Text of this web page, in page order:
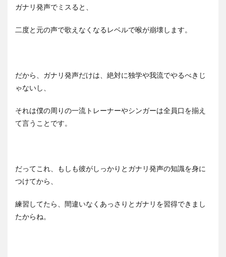
ガナリ発声でミスると、
二度と元の声で歌えなくなるレベルで喉が崩壊します。
だから、ガナリ発声だけは、絶対に独学や我流でやるべきじ
ゃないし、
それは僕の周りの一流トレーナーやシンガーは全員口を揃え
て言うことです。
だってこれ、もしも彼がしっかりとガナリ発声の知識を身に
つけてから、
練習してたら、間違いなくあっさりとガナリを習得できまし
たからね。